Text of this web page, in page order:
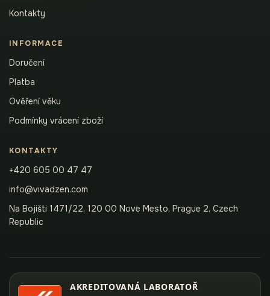
Kontakty
INFORMACE
Doručení
Platba
Ověření věku
Podmínky vrácení zboží
KONTAKTY
+420 605 00 47 47
info@vivadzen.com
Na Bojišti 1471/22, 120 00 Nove Mesto, Prague 2, Czech
Republic
AKREDITOVANÁ LABORATOŘ